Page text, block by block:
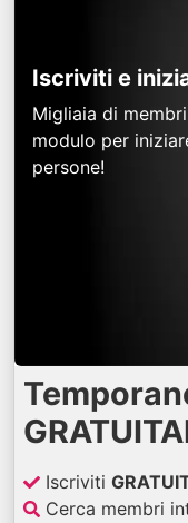
Iscriviti e
Migliaia di
modulo per
persone!
Iscriviti
Cerca membri